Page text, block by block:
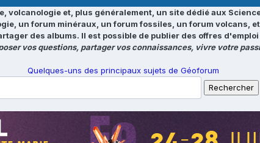
volcanologie et, plus généralement, un site dédié aux
un forum minéraux, un forum fossiles, un forum volcans,
des albums. Il est possible de publier des offres
vos questions, partager vos connaissances, vivre votre
Quelques-uns des principaux sujets de Géoforum